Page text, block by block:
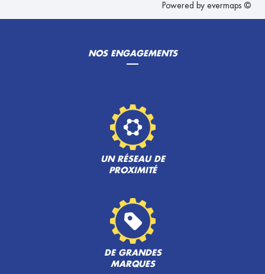
Powered by evermaps ©
NOS ENGAGEMENTS
UN RÉSEAU DE
PROXIMITÉ
DE GRANDES
MARQUES